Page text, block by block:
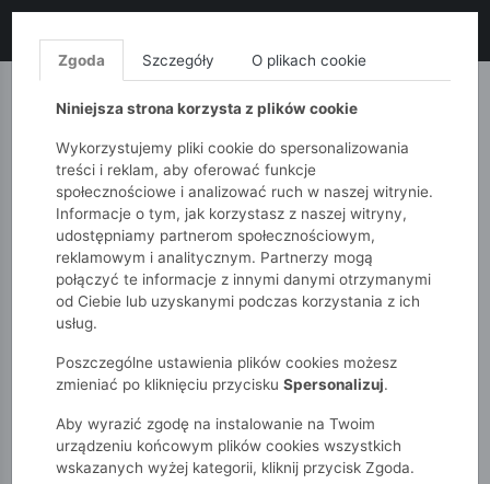
MONNARI QUIOSQUE
51015kids
Chłopcy 7-12 lat
Skarpety chłopięce 3-pak – granatowe, bordowe i w paski
Zgoda Szczegóły O plikach cookie
Niniejsza strona korzysta z plików cookie
Wykorzystujemy pliki cookie do spersonalizowania
treści i reklam, aby oferować funkcje
społecznościowe i analizować ruch w naszej witrynie.
Informacje o tym, jak korzystasz z naszej witryny,
udostępniamy partnerom społecznościowym,
reklamowym i analitycznym. Partnerzy mogą
połączyć te informacje z innymi danymi otrzymanymi
od Ciebie lub uzyskanymi podczas korzystania z ich
usług.
Poszczególne ustawienia plików cookies możesz
zmieniać po kliknięciu przycisku Spersonalizuj.
Aby wyrazić zgodę na instalowanie na Twoim
urządzeniu końcowym plików cookies wszystkich
wskazanych wyżej kategorii, kliknij przycisk Zgoda.